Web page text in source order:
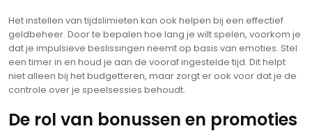
Het instellen van tijdslimieten kan ook helpen bij een effectief
geldbeheer. Door te bepalen hoe lang je wilt spelen, voorkom je
dat je impulsieve beslissingen neemt op basis van emoties. Stel
een timer in en houd je aan de vooraf ingestelde tijd. Dit helpt
niet alleen bij het budgetteren, maar zorgt er ook voor dat je de
controle over je speelsessies behoudt.
De rol van bonussen en promoties